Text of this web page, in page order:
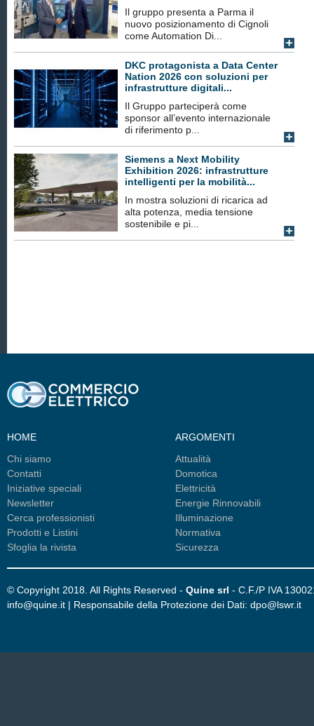
Il gruppo presenta a Parma il
nuovo posizionamento di Cignoli
come Automation Di...
DKC protagonista a Data Center
Nation 2026 con soluzioni per
infrastrutture digitali...
Il Gruppo parteciperà come
sponsor all’evento internazionale
di riferimento p...
Siemens a Next Mobility
Exhibition 2026: infrastrutture
intelligenti per la mobilità...
In mostra soluzioni di ricarica ad
alta potenza, media tensione
sostenibile e pi...
HOME
Chi siamo
Contatti
Iniziative speciali
Newsletter
Cerca professionisti
Prodotti e Listini
Sfoglia la rivista
ARGOMENTI
Attualità
Domotica
Elettricità
Energie Rinnovabili
Illuminazione
Normativa
Sicurezza
© Copyright 2018. All Rights Reserved - Quine srl - C.F./P IVA
info@quine.it | Responsabile della Protezione dei Dati: dpo@lswr.it